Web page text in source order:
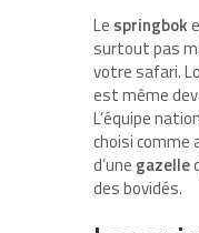
Le springbok
surtout pas
votre safari.
est même
L’équipe
choisi comme
d’une gazelle
des bovidés.